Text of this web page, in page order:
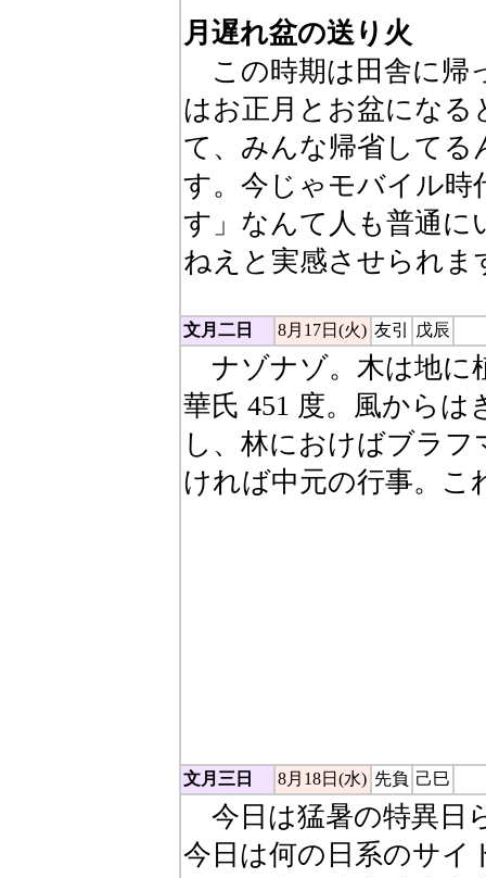
月遅れ盆の送り火
この時期は田舎に帰
はお正月とお盆にな
て、みんな帰省して
す。今じゃモバイル時
す」なんて人も普通に
ねえと実感させられま
文月二日 8月17日(火) 友引 戊辰
ナゾナゾ。木は地に
華氏 451 度。風から
し、林におけばブラ
ければ中元の行事。
文月三日 8月18日(水) 先負 己巳
今日は猛暑の特異日
今日は何の日系のサイ